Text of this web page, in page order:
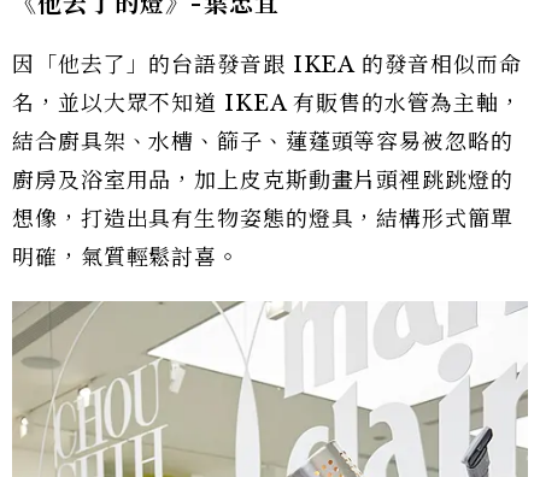
因「他去了」的台語發音跟 IKEA 的發音相似而命
名，並以大眾不知道 IKEA 有販售的水管為主軸，
結合廚具架、水槽、篩子、蓮蓬頭等容易被忽略的
廚房及浴室用品，加上皮克斯動畫片頭裡跳跳燈的
想像，打造出具有生物姿態的燈具，結構形式簡單
明確，氣質輕鬆討喜。